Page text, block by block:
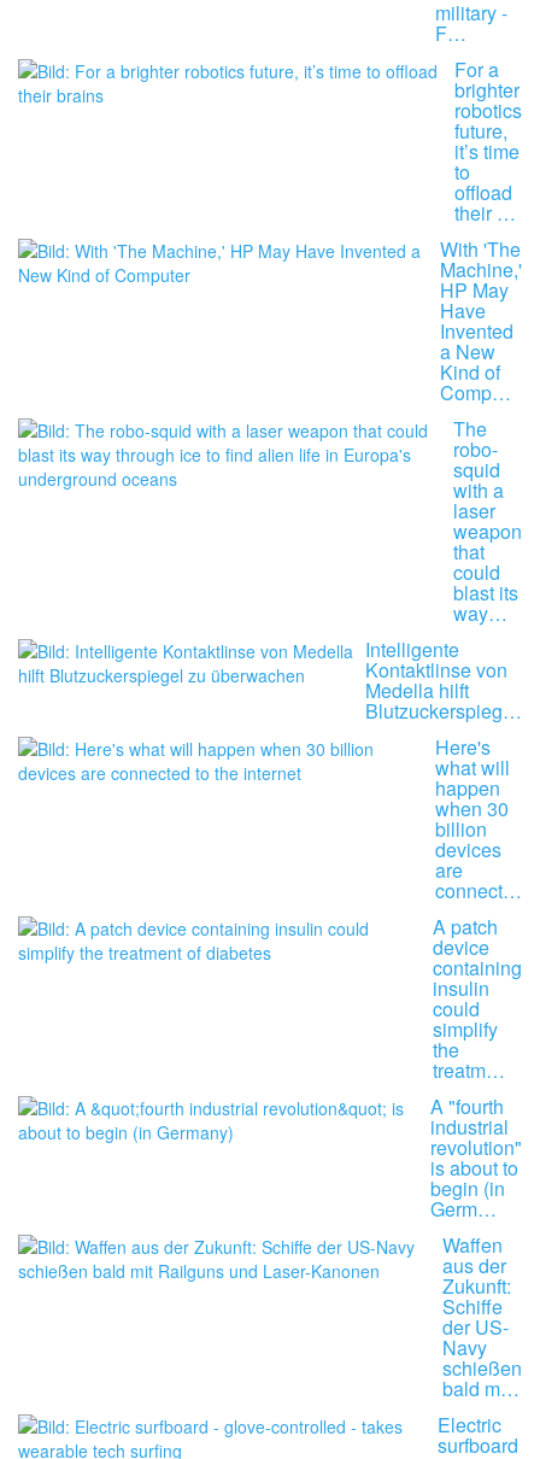
military -
F…
For a
brighter
robotics
future,
it’s time
to
offload
their …
With 'The
Machine,'
HP May
Have
Invented
a New
Kind of
Comp…
The
robo-
squid
with a
laser
weapon
that
could
blast its
way…
Intelligente
Kontaktlinse von
Medella hilft
Blutzuckerspieg…
Here's
what will
happen
when 30
billion
devices
are
connect…
A patch
device
containing
insulin
could
simplify
the
treatm…
A "fourth
industrial
revolution"
is about to
begin (in
Germ…
Waffen
aus der
Zukunft:
Schiffe
der US-
Navy
schießen
bald m…
Electric
surfboard